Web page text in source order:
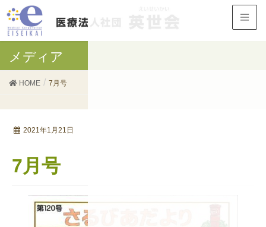
メディア
HOME 7月号
2021年1月21日
7月号